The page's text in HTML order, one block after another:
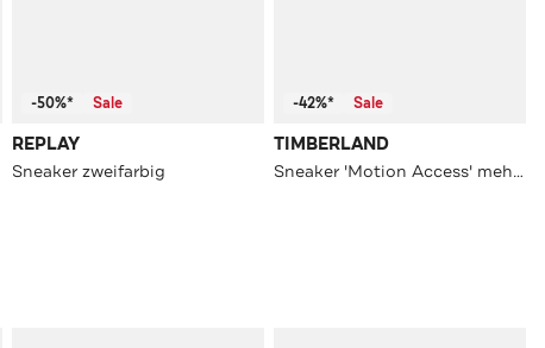
-50%* Sale
REPLAY
Sneaker zweifarbig
-42%* Sale
TIMBERLAND
Sneaker 'Motion Access' mehrfarbig